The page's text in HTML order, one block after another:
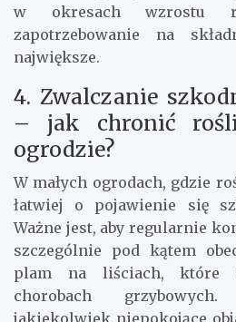
w okresach wzrostu
zapotrzebowanie na
największe.
4. Zwalczanie
– jak chronić
ogrodzie?
W małych ogrodach, gdzie
łatwiej o pojawienie się
Ważne jest, aby regularnie
szczególnie pod kątem
plam na liściach, które
chorobach